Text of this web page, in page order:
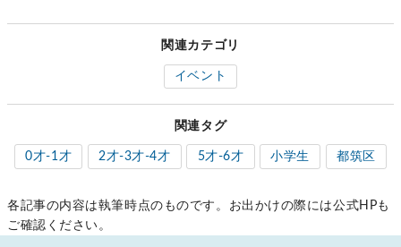
関連カテゴリ
イベント
関連タグ
0才-1才 2才-3才-4才 5才-6才 小学生 都筑区
各記事の内容は執筆時点のものです。お出かけの際には公式HPも
ご確認ください。